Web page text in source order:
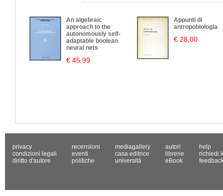
An algebraic
approach to the
autonomously self-
adaptable boolean
neural nets
€ 45,99
Appunti di
antropobiologia
€ 28,00
privacy
condizioni legali
diritto d'autore
recensioni
eventi
politiche
mediagallery
casa editrice
università
autori
librerie
eBook
help
richiedi